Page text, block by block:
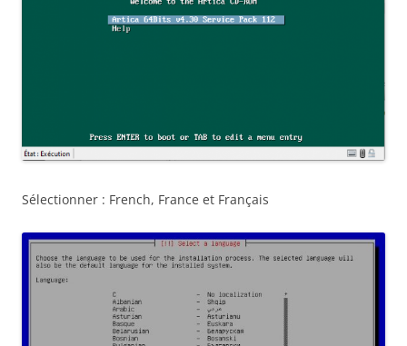
Sélectionner : French, France et Français